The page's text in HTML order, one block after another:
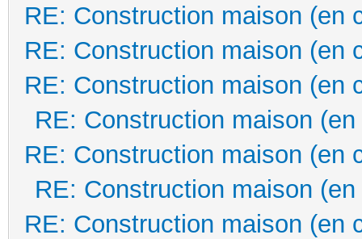
RE: Construction maison (en
RE: Construction maison (en
RE: Construction maison (en
RE: Construction maison
RE: Construction maison (en
RE: Construction maison
RE: Construction maison (en